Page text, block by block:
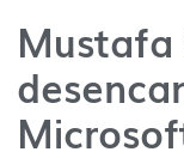
Mustafa